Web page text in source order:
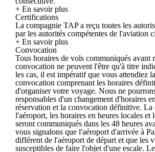
+ En savoir plus
Certifications
La compagnie TAP a reçu toutes les
par les autorités compétentes de l'aviation
+ En savoir plus
Convocation
Tous horaires de vols communiqués avant
convocation ne peuvent l'être qu'à titre
les cas, il est impératif que vous attendiez
convocation comprenant les horaires
d'organiser votre voyage. Nous ne
responsables d'un changement d'horaires
réservation et la convocation définitive. La
l'aéroport, les horaires en heures locales et
seront communiqués dans les 48 heures
vous signalons que l'aéroport d'arrivée à
différent de l'aéroport de départ et que les
susceptibles de faire l'objet d'une escale.